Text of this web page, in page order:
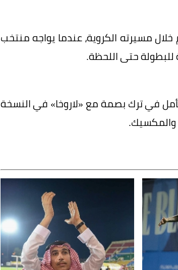
مسيرته الكروية، عندما يواجه منتخب
للبطولة حتى اللحظة.
في ترك بصمة مع «لاروخا» في النسخة
والمكسيك.